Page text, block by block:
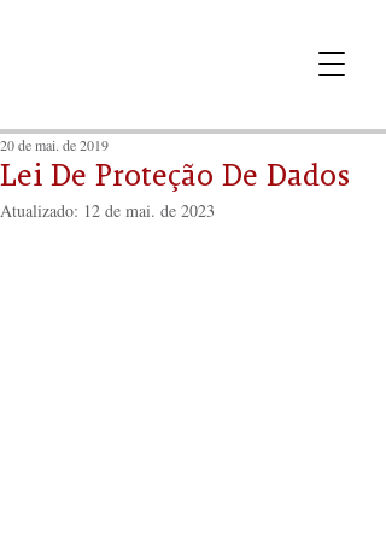
Lei De Proteção De Dados
20 de mai. de 2019
Atualizado: 12 de mai. de 2023